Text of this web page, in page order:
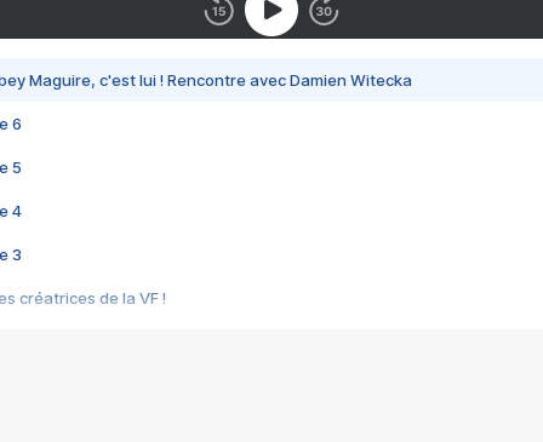
Maguire, c'est lui ! Rencontre avec Damien Witecka
6
5
4
3
créatrices de la VF !